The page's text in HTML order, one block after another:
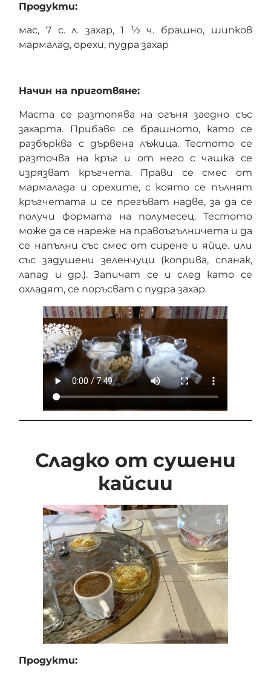
Продукти:
мас, 7 с. л. захар, 1 ½ ч. брашно, шипков
мармалад, орехи, пудра захар
Начин на приготвяне:
Маста се разтопява на огъня заедно със
захарта. Прибавя се брашното, като се
разбърква с дървена лъжица. Тестото се
разточва на кръг и от него с чашка се
изрязват кръгчета. Прави се смес от
мармалада и орехите, с която се пълнят
кръгчетата и се прегъват надве, за да се
получи формата на полумесец. Тестото
може да се нареже на правоъгълничета и да
се напълни със смес от сирене и яйце. или
със задушени зеленчуци (коприва, спанак,
лапад и др.). Запичат се и след като се
охладят, се поръсват с пудра захар.
Сладко от сушени
кайсии
Продукти: